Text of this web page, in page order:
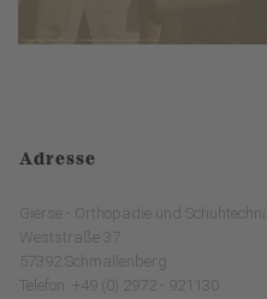
Adresse
Gierse - Orthopädie und Schuhtechnik
Weststraße 37
57392 Schmallenberg
Telefon: +49 (0) 2972 - 921130